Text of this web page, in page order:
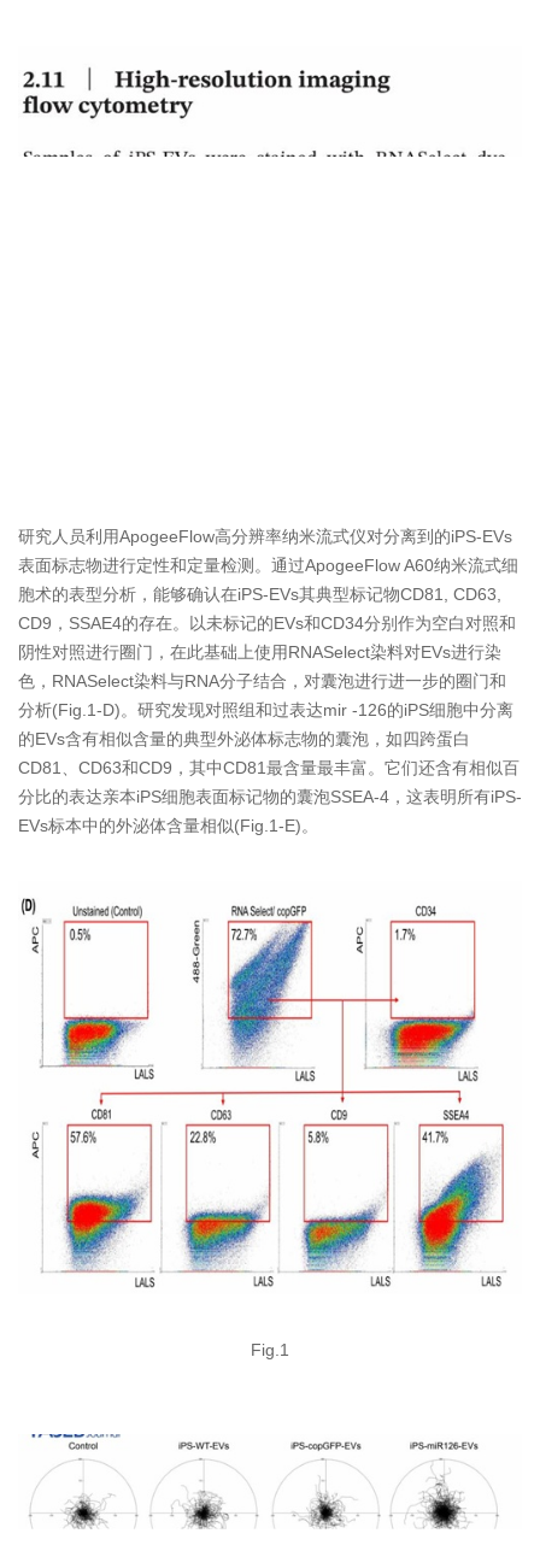
研究人员利用ApogeeFlow高分辨率纳米流式仪对分离到的iPS-EVs
表面标志物进行定性和定量检测。通过ApogeeFlow A60纳米流式细
胞术的表型分析，能够确认在iPS-EVs其典型标记物CD81, CD63,
CD9，SSAE4的存在。以未标记的EVs和CD34分别作为空白对照和
阴性对照进行圈门，在此基础上使用RNASelect染料对EVs进行染
色，RNASelect染料与RNA分子结合，对囊泡进行进一步的圈门和
分析(Fig.1-D)。研究发现对照组和过表达mir -126的iPS细胞中分离
的EVs含有相似含量的典型外泌体标志物的囊泡，如四跨蛋白
CD81、CD63和CD9，其中CD81最含量最丰富。它们还含有相似百
分比的表达亲本iPS细胞表面标记物的囊泡SSEA-4，这表明所有iPS-
EVs标本中的外泌体含量相似(Fig.1-E)。
Fig.1